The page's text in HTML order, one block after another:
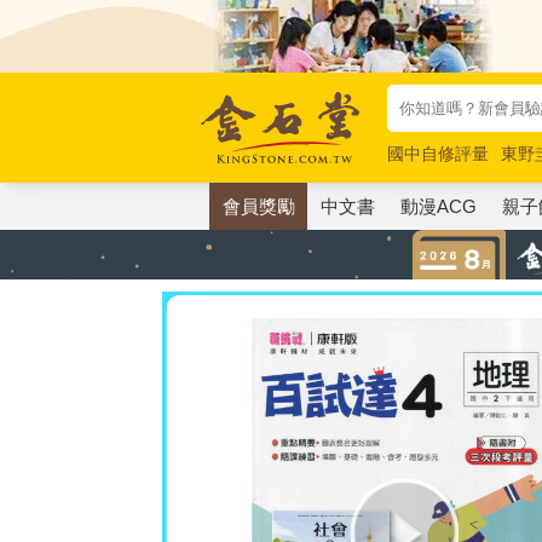
國中自修評量
東野
唯紅花綻放
奧德賽
會員獎勵 中文書 動漫ACG 親